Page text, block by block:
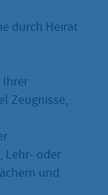
durch Heirat
Ihrer
Zeugnisse,
Lehr- oder
und